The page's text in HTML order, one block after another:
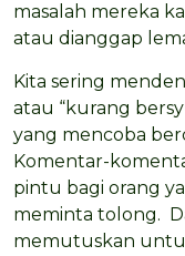
masalah mereka
atau dianggap
Kita sering
atau “kurang
yang mencoba
Komentar-
pintu bagi orang
meminta tolong.
memutuskan